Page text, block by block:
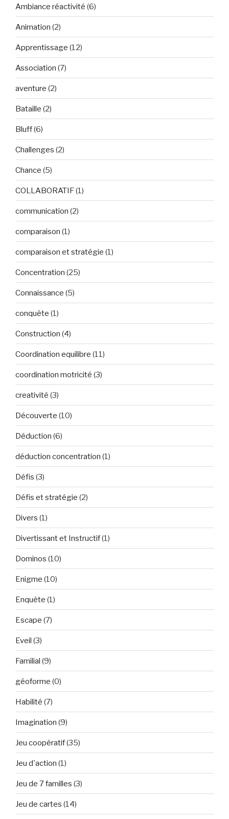
Ambiance réactivité (6)
Animation (2)
Apprentissage (12)
Association (7)
aventure (2)
Bataille (2)
Bluff(6)
Challenges (2)
Chance (5)
COLLABORATIF(1)
communication (2)
comparaison (1)
comparaison et stratégie (1)
Concentration (25)
Connaissance (5)
conquête (1)
Construction (4)
Coordination equilibre (11)
coordination motricité (3)
creativité (3)
Découverte (10)
Déduction (6)
déduction concentration (1)
Défis (3)
Défis et stratégie (2)
Divers (1)
Divertissant et Instructif(1)
Dominos (10)
Enigme (10)
Enquête (1)
Escape (7)
Eveil (3)
Familial (9)
géoforme (0)
Habilité (7)
Imagination (9)
Jeu coopératif(35)
Jeu d'action (1)
Jeu de 7 familles (3)
Jeu de cartes (14)